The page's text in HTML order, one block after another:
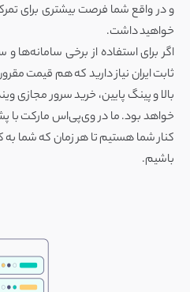
و در واقع شما فرصت بیشتری برای
خواهید داشت.
ثابت ایران نیاز دارید که هم قیمت
بالا و پینگ پایین، خرید سرور مجازی
کنار شما هستیم تا هر زمان که شما
باشیم.